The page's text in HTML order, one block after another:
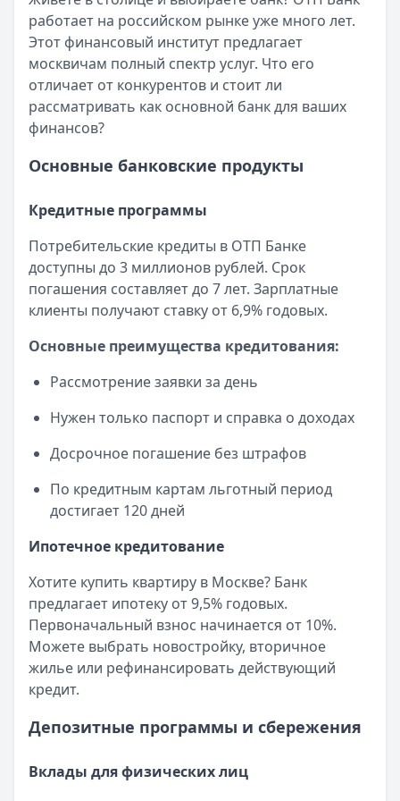
Читать статью
Интернет-банк Бинбанка
Кратко:Современные банковские услуги стали еще
Опубликовано: 17 ноября 2025 г.
Категория:Кредиты
Читать статью
Субсидии малоимущим семьям в 2025 году
Кратко:
В сложной финансовой ситуации важно знать
Категория:
Читать статью
Оформить кредит для иностранных граждан в 2025 году
Кратко:Получите кредит на сумму до 5 000 000 рублей
Опубликовано: 17 ноября 2025 г.
Категория:Кредиты
Все статьи
работает на российском рынке уже много лет.
Этот финансовый институт предлагает
москвичам полный спектр услуг. Что его
отличает от конкурентов и стоит ли
рассматривать как основной банк для ваших
финансов?
Основные банковские продукты
Кредитные программы
Потребительские кредиты в ОТП Банке
доступны до 3 миллионов рублей. Срок
погашения составляет до 7 лет. Зарплатные
клиенты получают ставку от 6,9% годовых.
Основные преимущества кредитования:
Рассмотрение заявки за день
Нужен только паспорт и справка о доходах
Досрочное погашение без штрафов
По кредитным картам льготный период
достигает 120 дней
Ипотечное кредитование
Хотите купить квартиру в Москве? Банк
предлагает ипотеку от 9,5% годовых.
Первоначальный взнос начинается от 10%.
Можете выбрать новостройку, вторичное
жилье или рефинансировать действующий
кредит.
Депозитные программы и сбережения
Вклады для физических лиц